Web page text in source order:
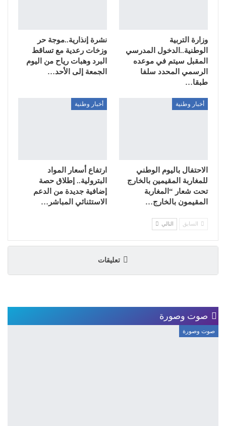
وزارة التربية
الوطنية..الدخول المدرسي
المقبل سیتم في موعده
الرسمي المحدد سلفا
طبقا…
نشرة إنذارية..موجة حر
وزخات رعدية مع تساقط
البرد وهبات رياح من اليوم
الجمعة إلى الأحد…
أخبار وطنية
الاحتفال باليوم الوطني
للمغاربة المقيمين بالخارج
تحت شعار “المغاربة
المقيمون بالخارج…
أخبار وطنية
ارتفاع أسعار المواد
البترولية.. إطلاق حصة
إضافية جديدة من الدعم
الاستثنائي المباشر…
السابق التالي
تعليقات
صوت وصورة
صوت وصورة